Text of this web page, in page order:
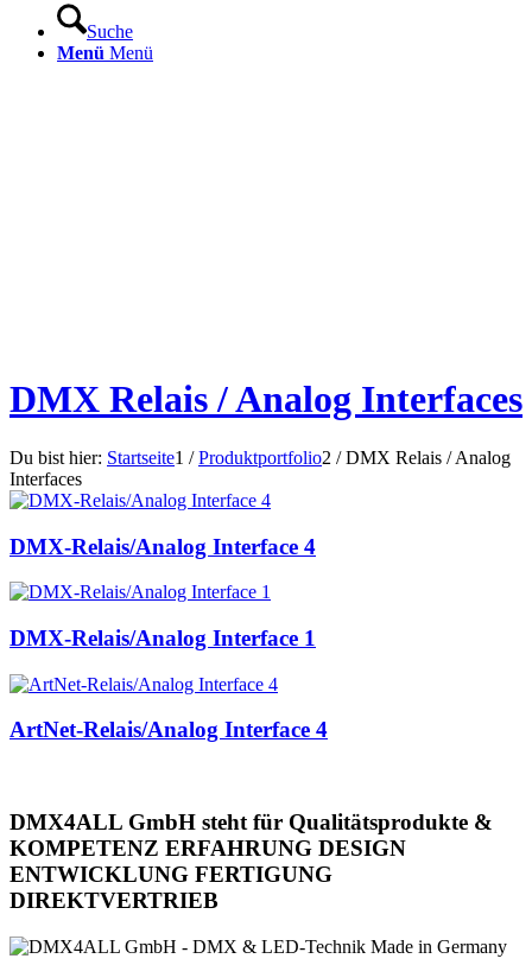
Suche
Menü Menü
DMX Relais / Analog Interfaces
Du bist hier: Startseite1 / Produktportfolio2 / DMX Relais / Analog
Interfaces
DMX-Relais/Analog Interface 4
DMX-Relais/Analog Interface 1
ArtNet-Relais/Analog Interface 4
DMX4ALL GmbH steht für Qualitätsprodukte &
KOMPETENZ ERFAHRUNG DESIGN
ENTWICKLUNG FERTIGUNG
DIREKTVERTRIEB